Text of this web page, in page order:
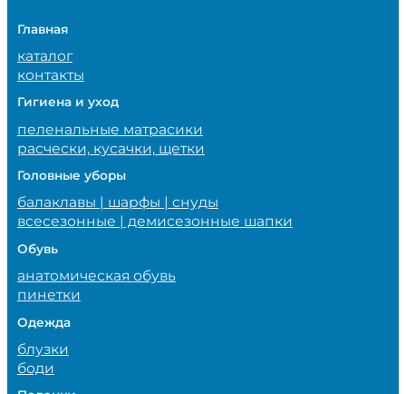
Главная
каталог
контакты
Гигиена и уход
пеленальные матрасики
расчески, кусачки, щетки
Головные уборы
балаклавы | шарфы | снуды
всесезонные | демисезонные шапки
Обувь
анатомическая обувь
пинетки
Одежда
блузки
боди